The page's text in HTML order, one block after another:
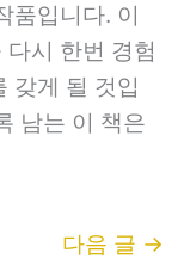
품입니다. 이
시 한번 경험
갖게 될 것입
남는 이 책은
다음 글 →